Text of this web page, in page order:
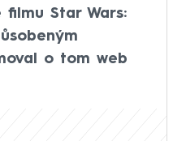
Star Wars:
o tom web